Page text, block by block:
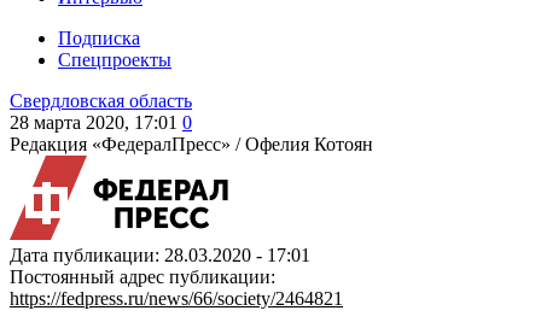
Подписка
Спецпроекты
Свердловская область
28 марта 2020, 17:01 0
Редакция «ФедералПресс» /Офелия Котоян
Дата публикации: 28.03.2020 - 17:01
Постоянный адрес публикации:
https://fedpress.ru/news/66/society/2464821